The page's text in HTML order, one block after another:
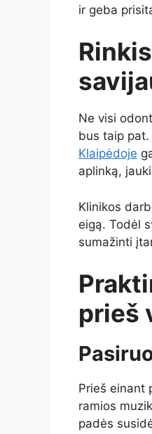
ir geba
Ne visi
bus taip pat.
Klaipėdoje
aplinką,
Klinikos
eigą. Todėl
sumažinti
prieš
Prieš einant
ramios
padės